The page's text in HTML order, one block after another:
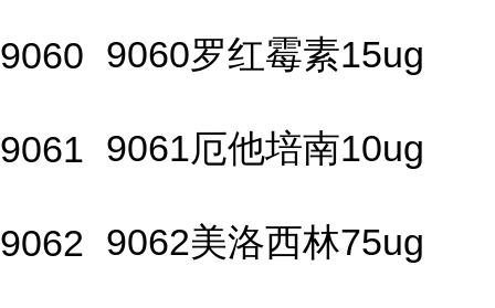
9060 9060罗红霉素15ug
9061 9061厄他培南10ug
9062 9062美洛西林75ug